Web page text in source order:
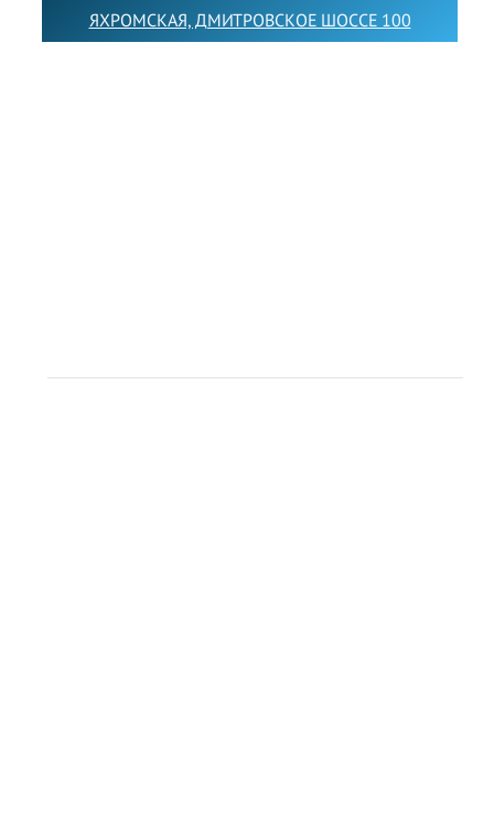
ЯХРОМСКАЯ, ДМИТРОВСКОЕ ШОССЕ 100